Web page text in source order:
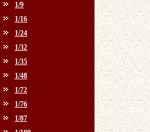
1/9
1/16
1/24
1/32
1/35
1/48
1/72
1/76
1/87